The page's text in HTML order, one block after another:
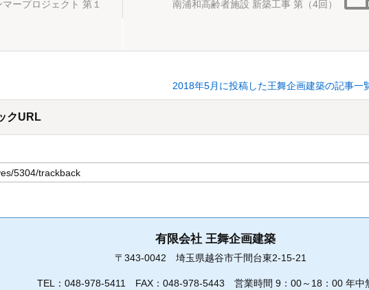
南浦和高齢者施設 新築工事 第（4回）
ープロジェクト 第１
2018年5月に投稿した王舞企画建築の記事一
クURL
有限会社 王舞企画建築
〒343-0042 埼玉県越谷市千間台東2-15-21
TEL： 048-978-5411 FAX：048-978-5443 営業時間 9：00～18：00 年中